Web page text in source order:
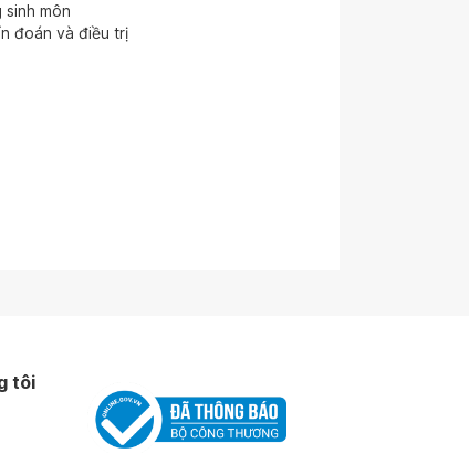
sinh môn
đoán và điều trị
tôi